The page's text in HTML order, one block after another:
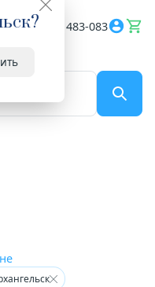
? 8182 483-083